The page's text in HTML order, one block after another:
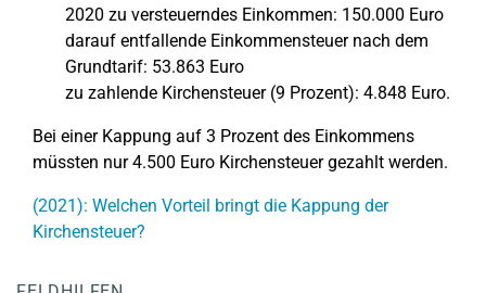
2020 zu versteuerndes Einkommen: 150.000 Euro
darauf entfallende Einkommensteuer nach dem
Grundtarif: 53.863 Euro
zu zahlende Kirchensteuer (9 Prozent): 4.848 Euro.
Bei einer Kappung auf 3 Prozent des Einkommens
müssten nur 4.500 Euro Kirchensteuer gezahlt werden.
(2021): Welchen Vorteil bringt die Kappung der
Kirchensteuer?